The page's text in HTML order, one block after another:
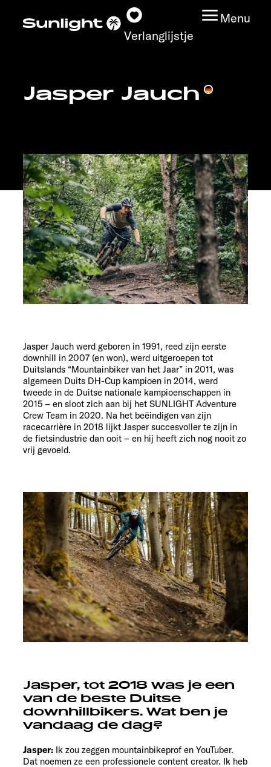
Verlanglijstje
Menu
Modeloverzicht
Vind jouw Sunlight
Vind jouw dealer
Ontdek
Service
Jasper Jauch
Jasper Jauch werd geboren in 1991, reed zijn eerste
downhill in 2007 (en won), werd uitgeroepen tot
Duitslands “Mountainbiker van het Jaar” in 2011, was
algemeen Duits DH-Cup kampioen in 2014, werd
tweede in de Duitse nationale kampioenschappen in
2015 – en sloot zich aan bij het SUNLIGHT Adventure
Crew Team in 2020. Na het beëindigen van zijn
racecarrière in 2018 lijkt Jasper succesvoller te zijn in
de fietsindustrie dan ooit – en hij heeft zich nog nooit zo
vrij gevoeld.
Jasper, tot 2018 was je een
van de beste Duitse
downhillbikers. Wat ben je
vandaag de dag?
Jasper: Ik zou zeggen mountainbikeprof en YouTuber.
Dat noemen ze een professionele content creator. Ik heb